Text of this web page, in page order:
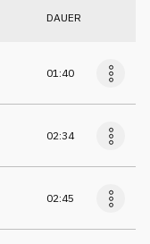
DAUER
01:40
02:34
02:45